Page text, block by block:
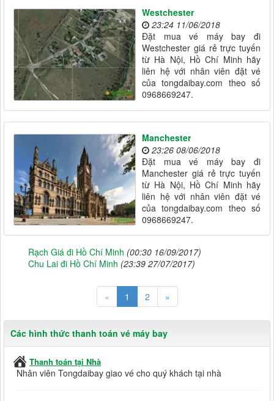
Westchester
23:24 11/06/2018
Đặt mua vé máy bay đi
Westchester giá rẻ trực tuyến
từ Hà Nội, Hồ Chí Minh hãy
liên hệ với nhân viên đặt vé
của tongdaibay.com theo số
0968669247.
Manchester
23:26 08/06/2018
Đặt mua vé máy bay đi
Manchester giá rẻ trực tuyến
từ Hà Nội, Hồ Chí Minh hãy
liên hệ với nhân viên đặt vé
của tongdaibay.com theo số
0968669247.
Rạch Giá đi Hồ Chí Minh (00:30 16/09/2017)
Chu Lai đi Hồ Chí Minh (23:39 27/07/2017)
« 1 2 »
Các hình thức thanh toán vé máy bay
Thanh toán tại Nhà
Nhân viên Tongdaibay giao vé cho quý khách tại nhà